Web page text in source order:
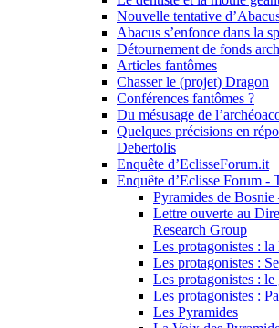
Nouvelle tentative
Abacus s’enfonce dans la
Détournement de fonds
Articles fantômes
Chasser le (projet) Dragon
Conférences fantômes ?
Du mésusage de
Quelques précisions en
Debertolis
Enquête d’EclisseForum.it
Enquête d’Eclisse Forum -
Pyramides de
Lettre ouverte au
Research Group
Les protagonistes : la
Les protagonistes :
Les protagonistes :
Les protagonistes :
Les Pyramides